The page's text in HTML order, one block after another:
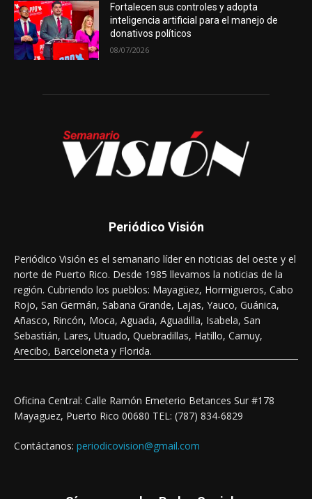
Fortalecen sus controles y adopta
inteligencia artificial para el manejo de
donativos políticos
08/07/2026
Periódico Visión
Periódico Visión es el semanario líder en noticias del oeste y el
norte de Puerto Rico. Desde 1985 llevamos la noticias de la
región. Cubriendo los pueblos: Mayagüez, Hormigueros, Cabo
Rojo, San Germán, Sabana Grande, Lajas, Yauco, Guánica,
Añasco, Rincón, Moca, Aguada, Aguadilla, Isabela, San
Sebastián, Lares, Utuado, Quebradillas, Hatillo, Camuy,
Arecibo, Barceloneta y Florida.
Oficina Central: Calle Ramón Emeterio Betances Sur #178
Mayaguez, Puerto Rico 00680 TEL: (787) 834-6829
Contáctanos: periodicovision@gmail.com